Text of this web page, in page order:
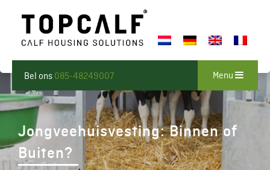
Bel ons 085-48249007 Menu
Jongveehuisvesting: Binnen of
Buiten?